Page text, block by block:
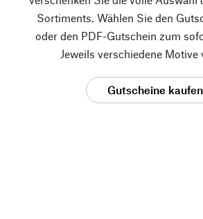
Sortiments. Wählen Sie den
oder den PDF-Gutschein zum
Jeweils verschiedene Motive
Gutscheine kaufen